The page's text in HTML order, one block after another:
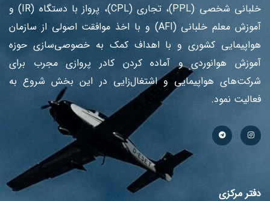
خلبانی شخصی (PPL)، تجاری (CPL)، پرواز با دستگاه (IR) و
آموزش معلم خلبانی (AFI) و با اخذ موافقت اصولی از سازمان
هواپیمایی کشوری و با اهداف کمک به خصوصی‌سازی حوزه
آموزش هوانوردی و آماده کردن کادر پروازی مجرب برای
شرکت‌های هواپیمایی و اشتغال‌زایی در این بخش شروع به
فعالیت نمود.
دفتر مرکزی